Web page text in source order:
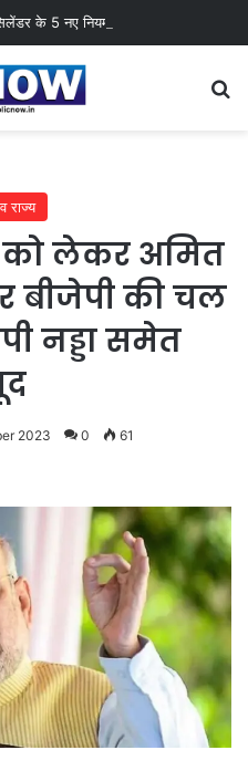
राज्य
को लेकर अमित
बीजेपी की चल
नड्डा समेत
2023 0 61